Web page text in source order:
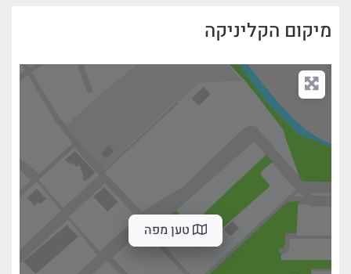
מיקום הקליניקה
טען מפה